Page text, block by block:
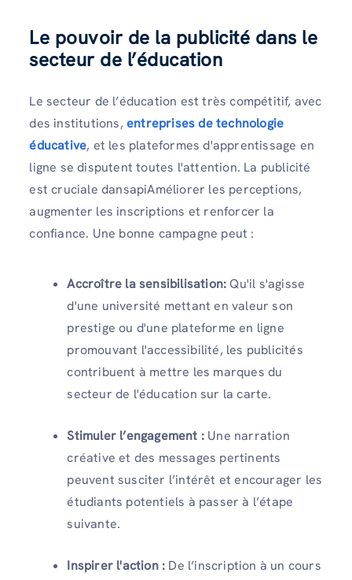
Le pouvoir de la publicité dans le
secteur de l’éducation
Le secteur de l’éducation est très compétitif, avec
des institutions, entreprises de technologie
éducative, et les plateformes d'apprentissage en
ligne se disputent toutes l'attention. La publicité
est cruciale dansapiAméliorer les perceptions,
augmenter les inscriptions et renforcer la
confiance. Une bonne campagne peut :
Accroître la sensibilisation:Qu'il s'agisse
d'une université mettant en valeur son
prestige ou d'une plateforme en ligne
promouvant l'accessibilité, les publicités
contribuent à mettre les marques du
secteur de l'éducation sur la carte.
Stimuler l’engagement : Une narration
créative et des messages pertinents
peuvent susciter l’intérêt et encourager les
étudiants potentiels à passer à l’étape
suivante.
Inspirer l'action : De l’inscription à un cours